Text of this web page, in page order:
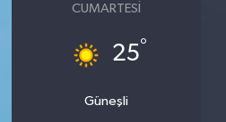
CUMARTESI
25°
Güneşli